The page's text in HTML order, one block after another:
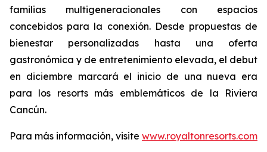
familias multigeneracionales con espacios
concebidos para la conexión. Desde propuestas de
bienestar personalizadas hasta una oferta
gastronómica y de entretenimiento elevada, el debut
en diciembre marcará el inicio de una nueva era
para los resorts más emblemáticos de la Riviera
Cancún.
Para más información, visite www.royaltonresorts.com